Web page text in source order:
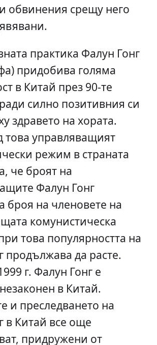
обвинения срещу него
практика Фалун Гонг
придобива голяма
в Китай през 90-те
силно позитивния си
здравето на хората.
това управляващият
режим в страната
че броят на
Фалун Гонг
броя на членовете на
комунистическа
това популярността на
продължава да расте.
г. Фалун Гонг е
в Китай.
и преследването на
в Китай все още
придружени от